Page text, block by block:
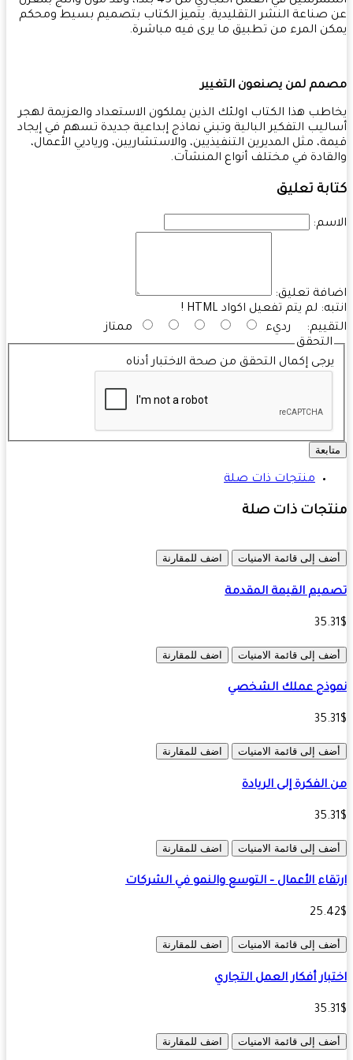
صناعة النشر التقليدية. يتميز الكتاب بتصميم بسيط ومحكم
المرء من تطبيق ما يرى فيه مباشرة.
لمن يصنعون التغيير
هذا الكتاب اولئك الذين يملكون الاستعداد والعزيمة لهجر
التفكير البالية وتبني نماذج إبداعية جديدة تسهم في إيجاد
مثل المديرين التنفيذيين، والاستشاريين، ورياديي الأعمال،
في مختلف أنواع المنشآت.
تعليق
تعليق:
لم يتم تفعيل اكواد HTML !
رديء
ممتاز
التحقق
يرجى إكمال التحقق من صحة الاختبار أدناه
منتجات ذات صلة
ذات صلة
إلى قائمة الامنيات اضف للمقارنة
القيمة المقدمة
إلى قائمة الامنيات اضف للمقارنة
عملك الشخصي
إلى قائمة الامنيات اضف للمقارنة
إلى الريادة
إلى قائمة الامنيات اضف للمقارنة
الأعمال – التوسع والنمو في الشركات
إلى قائمة الامنيات اضف للمقارنة
أفكار العمل التجاري
إلى قائمة الامنيات اضف للمقارنة